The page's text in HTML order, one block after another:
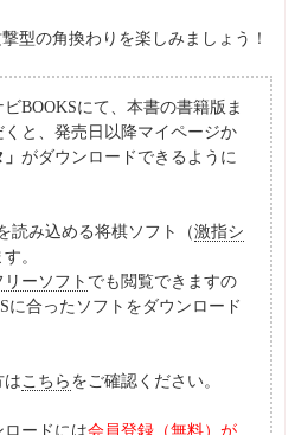
型の角換わりを楽しみましょう！
BOOKSにて、本書の書籍版ま
と、発売日以降マイページか
」がダウンロードできるように
読み込める将棋ソフト（激指シ
。
ーソフト でも閲覧できますの
に合ったソフトをダウンロード
はこちらをご確認ください。
ードには会員登録（無料）が